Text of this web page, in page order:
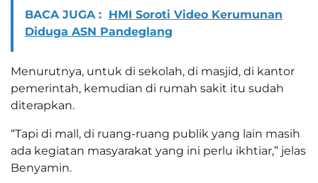
BACA JUGA : HMI Soroti Video Kerumunan
Diduga ASN Pandeglang
Menurutnya, untuk di sekolah, di masjid, di kantor
pemerintah, kemudian di rumah sakit itu sudah
diterapkan.
“Tapi di mall, di ruang-ruang publik yang lain masih
ada kegiatan masyarakat yang ini perlu ikhtiar,” jelas
Benyamin.